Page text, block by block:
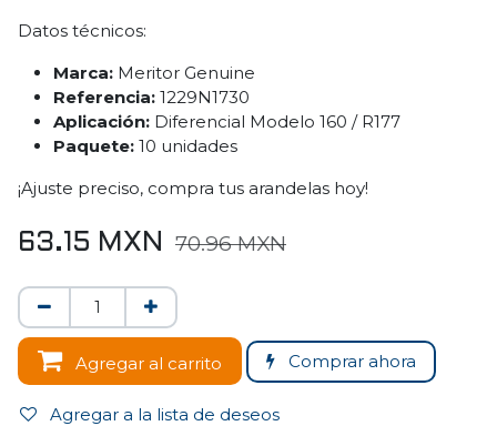
Datos técnicos:
Marca: Meritor Genuine
Referencia: 1229N1730
Aplicación: Diferencial Modelo 160 / R177
Paquete: 10 unidades
¡Ajuste preciso, compra tus arandelas hoy!
63.15 MXN 70.96MXN
Agregar al carrito Comprar ahora
Agregar a la lista de deseos